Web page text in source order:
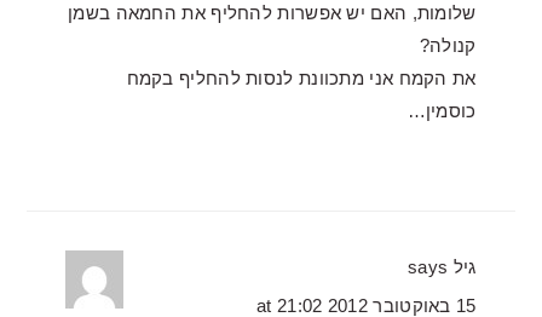
שלומות, האם יש אפשרות להחליף את החמאה בשמן
קנולה?
את הקמח אני מתכוונת לנסות להחליף בקמח
כוסמין…
גיל says
15 באוקטובר 2012 at 21:02